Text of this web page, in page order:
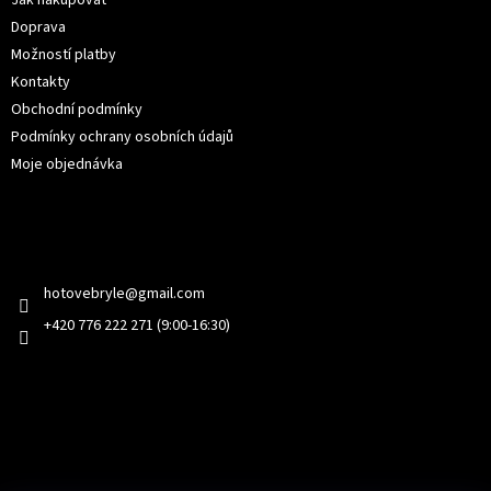
Doprava
Možností platby
Kontakty
Obchodní podmínky
Podmínky ochrany osobních údajů
Moje objednávka
hotovebryle@gmail.com
+420 776 222 271 (9:00-16:30)